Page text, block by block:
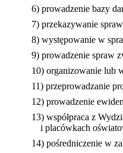
6) prowadzenie bazy
7) przekazywanie
8) występowanie w
9) prowadzenie spraw
10) organizowanie lub
11) przeprowadzanie
12) prowadzenie
13) współpraca z
i placówkach
14) pośredniczenie w